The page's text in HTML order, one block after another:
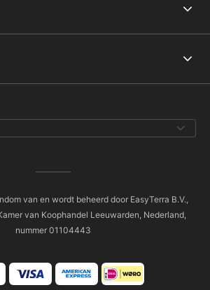
van en wordt beheerd door EasyTerra B.V.,
van Koophandel Leeuwarden, Nederland,
nummer 01104443